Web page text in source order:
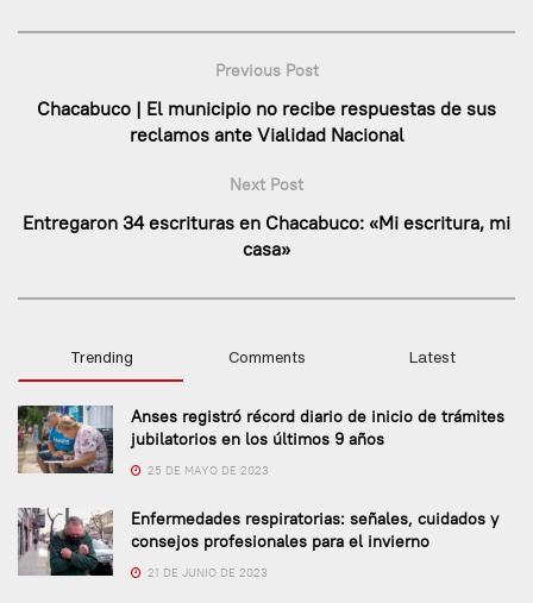
Previous Post
Chacabuco | El municipio no recibe respuestas de sus
reclamos ante Vialidad Nacional
Next Post
Entregaron 34 escrituras en Chacabuco: «Mi escritura, mi
casa»
Trending Comments Latest
Anses registró récord diario de inicio de trámites
jubilatorios en los últimos 9 años
25 DE MAYO DE 2023
Enfermedades respiratorias: señales, cuidados y
consejos profesionales para el invierno
21 DE JUNIO DE 2023